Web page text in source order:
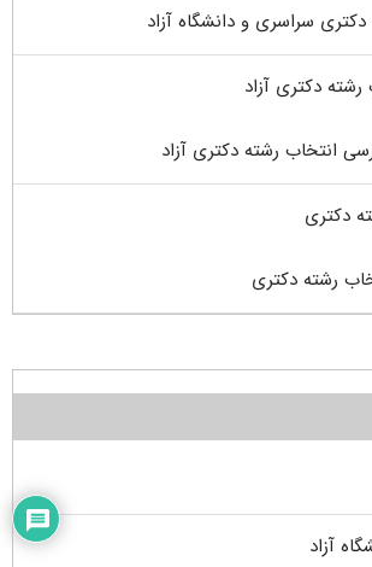
سراسری و دانشگاه آزاد
دکتری آزاد
انتخاب رشته دکتری آزاد
دکتری
رشته دکتری
آزاد